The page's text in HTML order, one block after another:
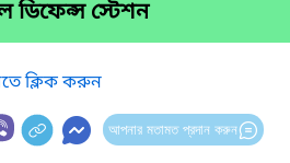
ডিফেন্স স্টেশন
ক্লিক করুন
আপনার মতামত প্রদান করুন